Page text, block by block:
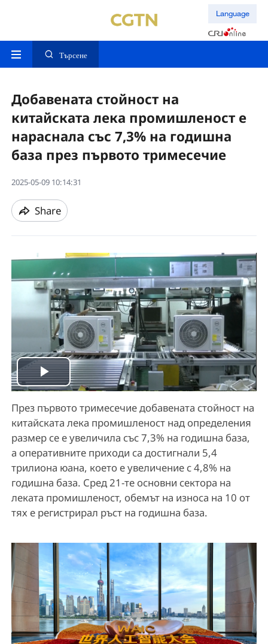
Language
Търсене
Добавената стойност на
китайската лека промишленост е
нараснала със 7,3% на годишна
база през първото тримесечие
2025-05-09 10:14:31
Share
P
l
a
y
V
i
d
e
o
През първото тримесечие добавената стойност на
китайската лека промишленост над определения
размер се е увеличила със 7,3% на годишна база,
а оперативните приходи са достигнали 5,4
трилиона юана, което е увеличение с 4,8% на
годишна база. Сред 21-те основни сектора на
леката промишленост, обемът на износа на 10 от
тях е регистрирал ръст на годишна база.